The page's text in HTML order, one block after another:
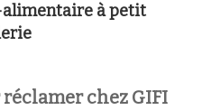
alimentaire à petit
chez GIFI